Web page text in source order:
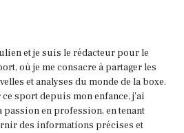
et je suis le rédacteur pour le
où je me consacre à partager les
et analyses du monde de la boxe.
sport depuis mon enfance, j'ai
passion en profession, en tenant
des informations précises et